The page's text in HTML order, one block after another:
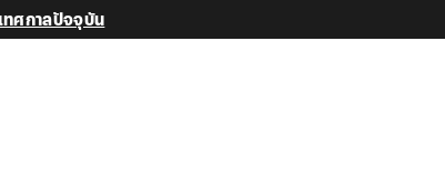
ทศกาลปัจจุบัน